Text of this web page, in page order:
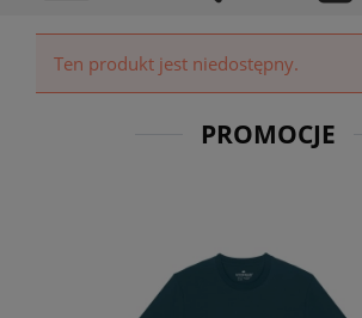
Ten produkt jest niedostępny.
PROMOCJE